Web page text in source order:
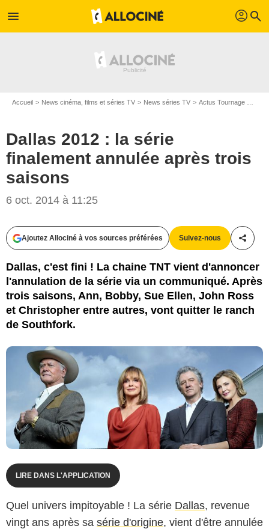
menu profil search
Accueil News cinéma, films et séries TV News séries TV Actus Tournage Séries TV
Dallas 2012 : la série
finalement annulée après trois
saisons
6 oct. 2014 à 11:25
Ajoutez Allociné à vos sources préférées Suivez-nous
Dallas, c'est fini ! La chaine TNT vient d'annoncer
l'annulation de la série via un communiqué. Après
trois saisons, Ann, Bobby, Sue Ellen, John Ross
et Christopher entre autres, vont quitter le ranch
de Southfork.
Turner Network Television (TNT)
LIRE DANS L'APPLICATION
Quel univers impitoyable ! La série Dallas, revenue
vingt ans après sa série d'origine, vient d'être annulée